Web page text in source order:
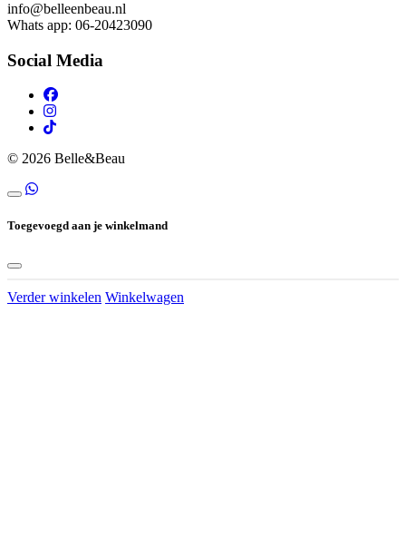
info@belleenbeau.nl
Whats app: 06-20423090
Social Media
© 2026 Belle&Beau
Toegevoegd aan je winkelmand
Verder winkelen Winkelwagen